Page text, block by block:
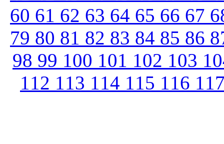
60 61 62 63 64 65 66 67
79 80 81 82 83 84 85 86
98 99 100 101 102 103
112 113 114 115 116